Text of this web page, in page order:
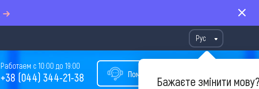
Рус
Бажаєте змінити
Помощь в подборе тура
Работаем с 10:00 до 19:00
+38 (044) 344-21-38